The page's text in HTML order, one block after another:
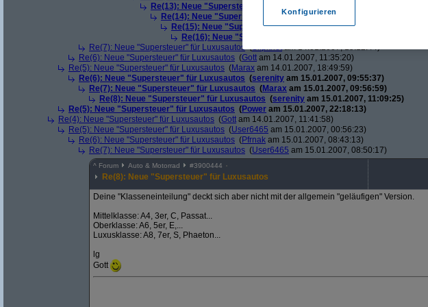
Re(13): Neue "Supersteuer" für Luxusautos
Re(14): Neue "Supersteuer" für Luxusautos(
Re(15): Neue "Supersteuer" für Luxusautos(wol
Re(16): Neue "Supersteuer" für Luxusautos
Re(7): Neue "Supersteuer" für Luxusautos(Slipknotam 14.01.2007, 15:12:44)
Re(6): Neue "Supersteuer" für Luxusautos (Gott am 14.01.2007, 11:35:20)
Re(5): Neue "Supersteuer" für Luxusautos (Marax am 14.01.2007, 18:49:59)
Re(6): Neue "Supersteuer" für Luxusautos (serenity am 15.01.2007, 09:55:37)
Re(7): Neue "Supersteuer" für Luxusautos (Marax am 15.01.2007, 09:56:59)
Re(8): Neue "Supersteuer" für Luxusautos (serenity am 15.01.2007, 11:09:25)
Re(5): Neue "Supersteuer" für Luxusautos (Power am 15.01.2007, 22:18:13)
Re(4): Neue "Supersteuer" für Luxusautos (Gott am 14.01.2007, 11:41:58)
Re(5): Neue "Supersteuer" für Luxusautos (User6465 am 15.01.2007, 00:56:23)
Re(6): Neue "Supersteuer" für Luxusautos (Pfrnak am 15.01.2007, 08:43:13)
Re(7): Neue "Supersteuer" für Luxusautos (User6465 am 15.01.2007, 08:50:17)
^ Forum Auto & Motorrad #3900444
Re(8): Neue "Supersteuer" für Luxusautos
Deine "Klasseneinteilung" deckt sich aber nicht mit der allgemein "geläufigen" Version.
Mittelklasse: A4, 3er, C, Passat...
Oberklasse: A6, 5er, E,...
Luxusklasse: A8, 7er, S, Phaeton...
lg
Gott
Konfigurieren